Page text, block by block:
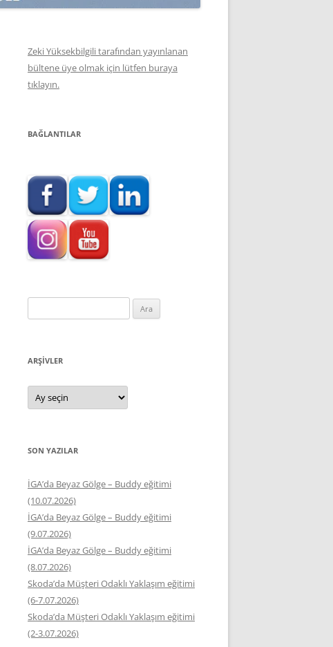
Zeki Yüksekbilgili tarafından yayınlanan
bültene üye olmak için lütfen buraya
tıklayın.
BAĞLANTILAR
ARŞIVLER
Arşivler
SON YAZILAR
İGA’da Beyaz Gölge – Buddy eğitimi
(10.07.2026)
İGA’da Beyaz Gölge – Buddy eğitimi
(9.07.2026)
İGA’da Beyaz Gölge – Buddy eğitimi
(8.07.2026)
Skoda’da Müşteri Odaklı Yaklaşım eğitimi
(6-7.07.2026)
Skoda’da Müşteri Odaklı Yaklaşım eğitimi
(2-3.07.2026)